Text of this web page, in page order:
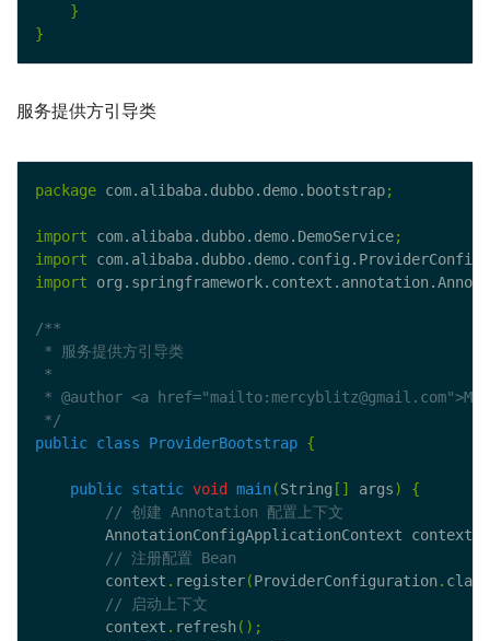
}
}
服务提供方引导类
package com.alibaba.dubbo.demo.bootstrap;
import com.alibaba.dubbo.demo.DemoService;
import
import
*/
public class ProviderBootstrap {
public static void main(String [] args)
{
        AnnotationConfigApplicationContext context
        context
. register(ProviderConfiguration. class
        context
. refresh();